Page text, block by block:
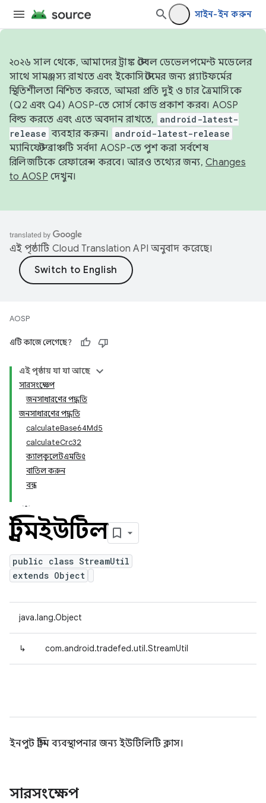
সাইন-ইন করুন
২০২৬ সাল থেকে, আমাদের ট্রাঙ্ক স্টেবল ডেভেলপমেন্ট মডেলের
সাথে সামঞ্জস্য রাখতে এবং ইকোসিস্টেমের জন্য প্ল্যাটফর্মের
স্থিতিশীলতা নিশ্চিত করতে, আমরা প্রতি দুই ও চার ত্রৈমাসিকে
(Q2 এবং Q4) AOSP-তে সোর্স কোড প্রকাশ করব। AOSP
বিল্ড করতে এবং এতে অবদান রাখতে,
android-latest-
release ব্যবহার করুন। android-latest-release
ম্যানিফেস্ট ব্রাঞ্চটি সর্বদা AOSP-তে পুশ করা সর্বশেষ
রিলিজটিকে রেফারেন্স করবে। আরও তথ্যের জন্য, Changes
to AOSP দেখুন।
এই পৃষ্ঠাটি Cloud Translation API অনুবাদ করেছে।
AOSP
এটি কাজে লেগেছে?
এই পৃষ্ঠায় যা যা আছে
সারসংক্ষেপ
জনসাধারণের পদ্ধতি
জনসাধারণের পদ্ধতি
calculateBase64Md5
calculateCrc32
ক্যালকুলেটএমডি৫
বাতিল করুন
বন্ধ
স্ট্রিমইউটিল
public class StreamUtil
extends Object
java.lang.Object
↳ com.android.tradefed.util.StreamUtil
ইনপুট স্ট্রিম ব্যবস্থাপনার জন্য ইউটিলিটি ক্লাস।
সারসংক্ষেপ